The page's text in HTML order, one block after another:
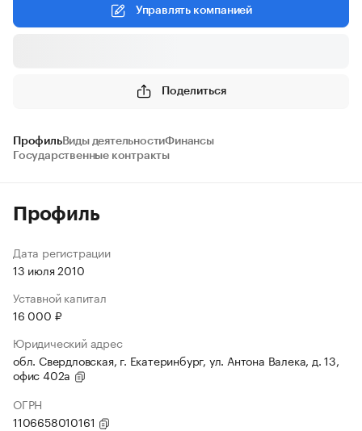
Управлять компанией
Поделиться
ПрофильВиды деятельностиФинансы
Государственные контракты
Профиль
Дата регистрации
13 июля 2010
Уставной капитал
16 000 ₽
Юридический адрес
обл. Свердловская, г. Екатеринбург, ул. Антона Валека, д. 13,
офис 402а
ОГРН
1106658010161